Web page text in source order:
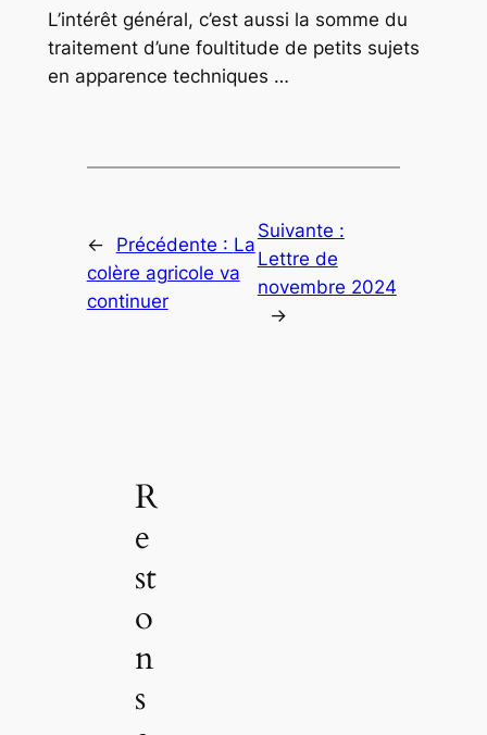
L’intérêt général, c’est aussi la somme du
traitement d’une foultitude de petits sujets
en apparence techniques …
← Précédente : La
colère agricole va
continuer
Suivante :
Lettre de
novembre 2024
→
R
e
st
o
n
s